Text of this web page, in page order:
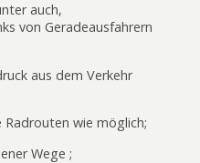
auch,
von Geradeausfahrern
aus dem Verkehr
Radrouten wie möglich;
Wege ;